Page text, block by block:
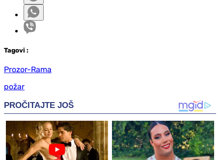
Tagovi :
Prozor-Rama
požar